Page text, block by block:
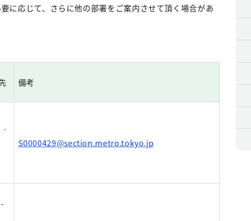
に応じて、さらに他の部署をご案内させて頂く場合があ
備考
S0000429@section.metro.tokyo.jp